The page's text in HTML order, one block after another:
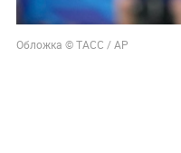
Обложка © ТАСС / AP